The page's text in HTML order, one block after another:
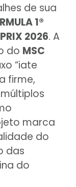
de sua
1®
2026. A
do MSC
“iate
firme,
marca
do
das
do